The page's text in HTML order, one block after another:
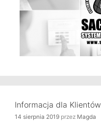
Informacja dla Klientów
14 sierpnia 2019 przez Magda